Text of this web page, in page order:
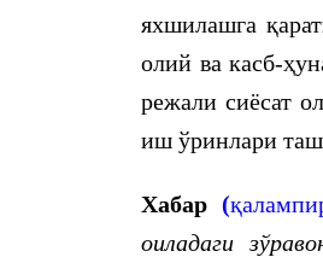
яхшилашга
олий ва касб-
режали сиёсат
иш ўринлари
Хабар (
оиладаги